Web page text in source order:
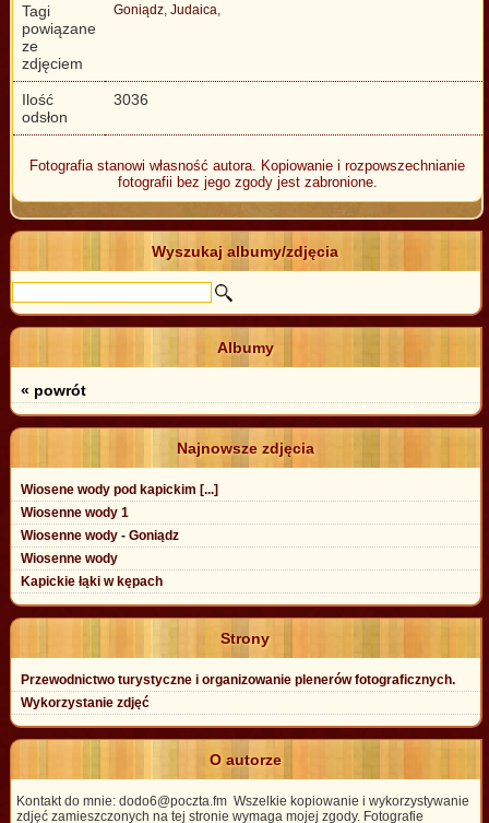
Tagi
powiązane
ze
zdjęciem
Goniądz, Judaica
Ilość
odsłon
3036
Fotografia stanowi własność autora. Kopiowanie i rozpowszechnianie
fotografii bez jego zgody jest zabronione.
Wyszukaj albumy/zdjęcia
Albumy
« powrót
Najnowsze zdjęcia
Wiosene wody pod kapickim [...]
Wiosenne wody 1
Wiosenne wody - Goniądz
Wiosenne wody
Kapickie łąki w kępach
Strony
Przewodnictwo turystyczne i organizowanie plenerów fotograficznych.
Wykorzystanie zdjęć
O autorze
Kontakt do mnie: dodo6@poczta.fm Wszelkie kopiowanie i wykorzystywanie
zdjęć zamieszczonych na tej stronie wymaga mojej zgody. Fotografie